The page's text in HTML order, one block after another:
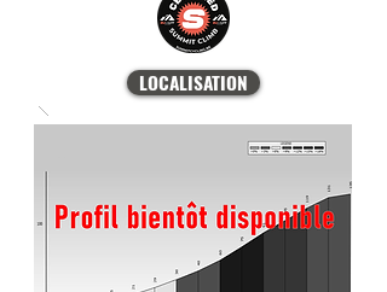
LOCALISATION